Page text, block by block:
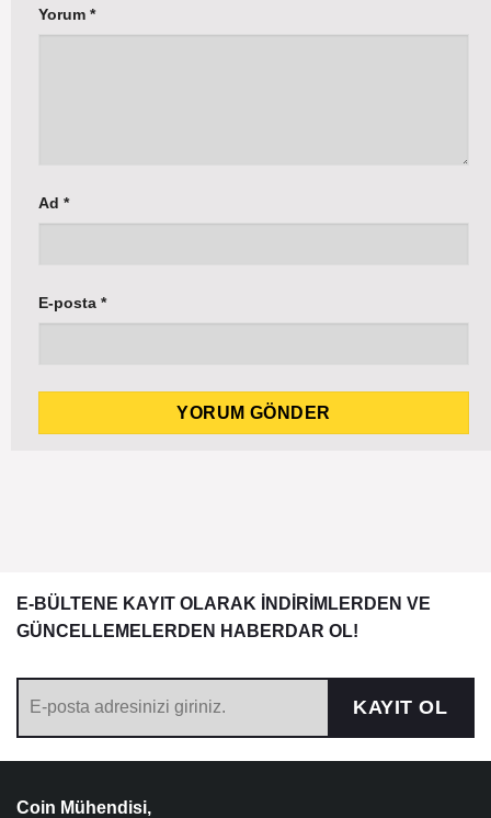
Yorum *
Ad *
E-posta *
E-BÜLTENE KAYIT OLARAK İNDİRİMLERDEN VE
GÜNCELLEMELERDEN HABERDAR OL!
KAYIT OL
Coin Mühendisi,